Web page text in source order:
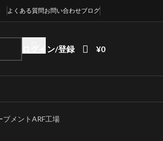
よくある質問お問い合わせブログ
ログイン/登録 ¥0
メントARF工場